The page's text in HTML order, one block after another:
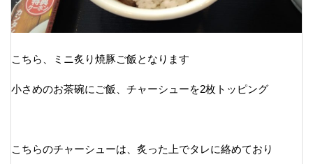
こちら、ミニ炙り焼豚ご飯となります
小さめのお茶碗にご飯、チャーシューを2枚トッピング
こちらのチャーシューは、炙った上でタレに絡めており